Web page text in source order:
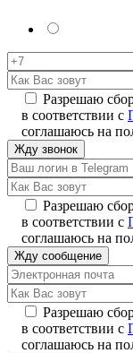
Разрешаю
в соответствии с
соглашаюсь на
Разрешаю
в соответствии с
соглашаюсь на
Разрешаю
в соответствии с
соглашаюсь на